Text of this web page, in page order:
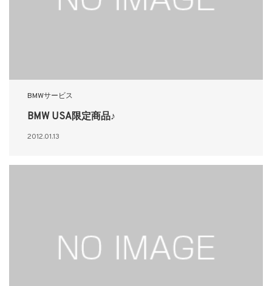
BMWサービス
BMW USA限定商品♪
2012.01.13